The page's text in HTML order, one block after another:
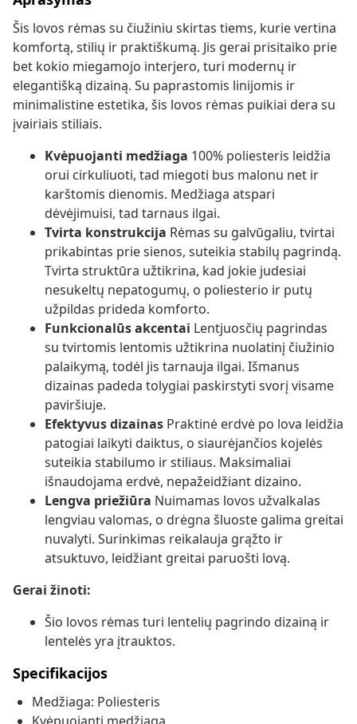
Šis lovos rėmas su čiužiniu skirtas tiems, kurie vertina
komfortą, stilių ir praktiškumą. Jis gerai prisitaiko prie
bet kokio miegamojo interjero, turi modernų ir
elegantišką dizainą. Su paprastomis linijomis ir
minimalistine estetika, šis lovos rėmas puikiai dera su
įvairiais stiliais.
Kvėpuojanti medžiaga 100% poliesteris leidžia
orui cirkuliuoti, tad miegoti bus malonu net ir
karštomis dienomis. Medžiaga atspari
dėvėjimuisi, tad tarnaus ilgai.
Tvirta konstrukcija Rėmas su galvūgaliu, tvirtai
prikabintas prie sienos, suteikia stabilų pagrindą.
Tvirta struktūra užtikrina, kad jokie judesiai
nesukeltų nepatogumų, o poliesterio ir putų
užpildas prideda komforto.
Funkcionalūs akcentai Lentjuosčių pagrindas
su tvirtomis lentomis užtikrina nuolatinį čiužinio
palaikymą, todėl jis tarnauja ilgai. Išmanus
dizainas padeda tolygiai paskirstyti svorį visame
paviršiuje.
Efektyvus dizainas Praktinė erdvė po lova leidžia
patogiai laikyti daiktus, o siaurėjančios kojelės
suteikia stabilumo ir stiliaus. Maksimaliai
išnaudojama erdvė, nepažeidžiant dizaino.
Lengva priežiūra Nuimamas lovos užvalkalas
lengviau valomas, o drėgna šluoste galima greitai
nuvalyti. Surinkimas reikalauja grąžto ir
atsuktuvo, leidžiant greitai paruošti lovą.
Gerai žinoti:
Šio lovos rėmas turi lentelių pagrindo dizainą ir
lentelės yra įtrauktos.
Specifikacijos
Medžiaga: Poliesteris